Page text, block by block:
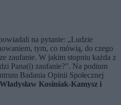
na pytanie: „Ludzie
tym, co mówią, do czego
zaufanie. W jakim stopniu każda z
Pana(i) zaufanie?”. Na podium
Badania Opinii Społecznej
Kosiniak-Kamysz i